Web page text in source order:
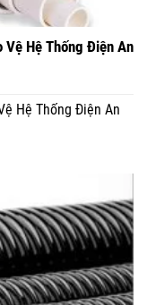
Vệ Hệ Thống Điện An
Hệ Thống Điện An